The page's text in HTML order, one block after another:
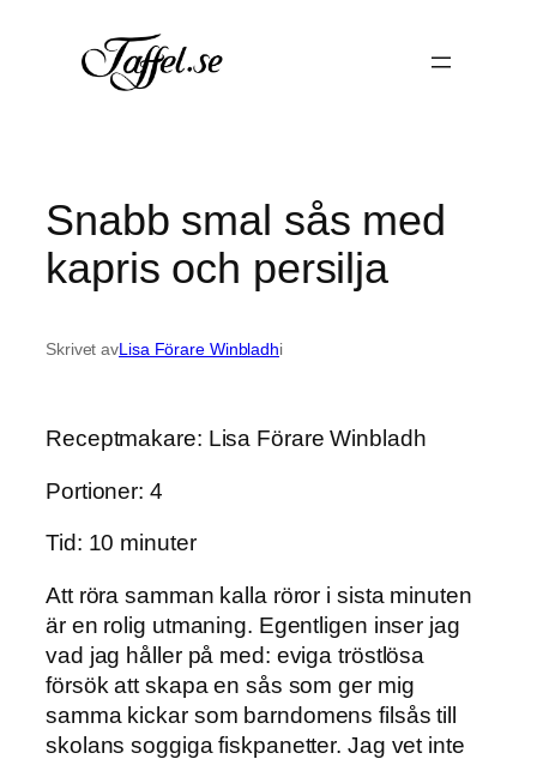
Snabb smal sås med
kapris och persilja
Skrivet avLisa Förare Winbladhi
Receptmakare: Lisa Förare Winbladh
Portioner: 4
Tid: 10 minuter
Att röra samman kalla röror i sista minuten
är en rolig utmaning. Egentligen inser jag
vad jag håller på med: eviga tröstlösa
försök att skapa en sås som ger mig
samma kickar som barndomens filsås till
skolans soggiga fiskpanetter. Jag vet inte